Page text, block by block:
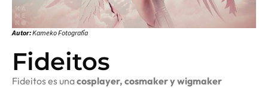
Autor:Kameko Fotografía
Fideitos
Fideitos es unacosplayer, cosmaker y wigmaker